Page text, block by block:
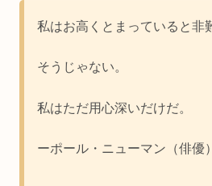
私はお高くとまっていると非
そうじゃない。
私はただ用心深いだけだ。
ーポール・ニューマン（俳優）